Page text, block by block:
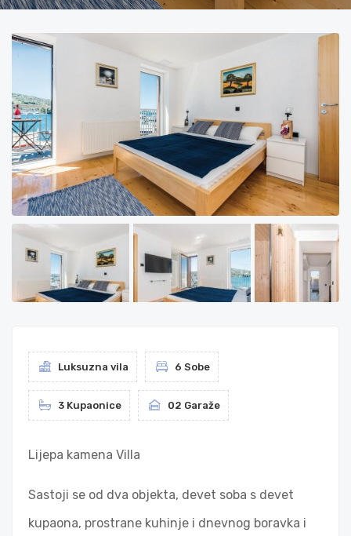
Luksuzna vila 6 Sobe
3 Kupaonice 02 Garaže
Lijepa kamena Villa
Sastoji se od dva objekta, devet soba s devet
kupaona, prostrane kuhinje i dnevnog boravka i